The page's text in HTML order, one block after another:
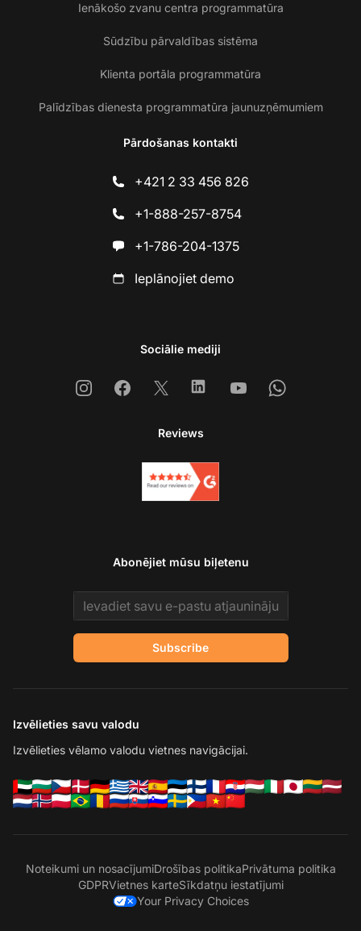
Ienākošo zvanu centra programmatūra
Sūdzību pārvaldības sistēma
Klienta portāla programmatūra
Palīdzības dienesta programmatūra jaunuzņēmumiem
Pārdošanas kontakti
+421 2 33 456 826
+1-888-257-8754
+1-786-204-1375
Ieplānojiet demo
Sociālie mediji
InstagramFacebook
X LinkedinYoutubeWhatsapp
Reviews
Abonējiet mūsu biļetenu
Email address
Subscribe
Izvēlieties savu valodu
Izvēlieties vēlamo valodu vietnes navigācijai.
Noteikumi un nosacījumiDrošības politikaPrivātuma politika
GDPRVietnes karteSīkdatņu iestatījumi
Your Privacy Choices